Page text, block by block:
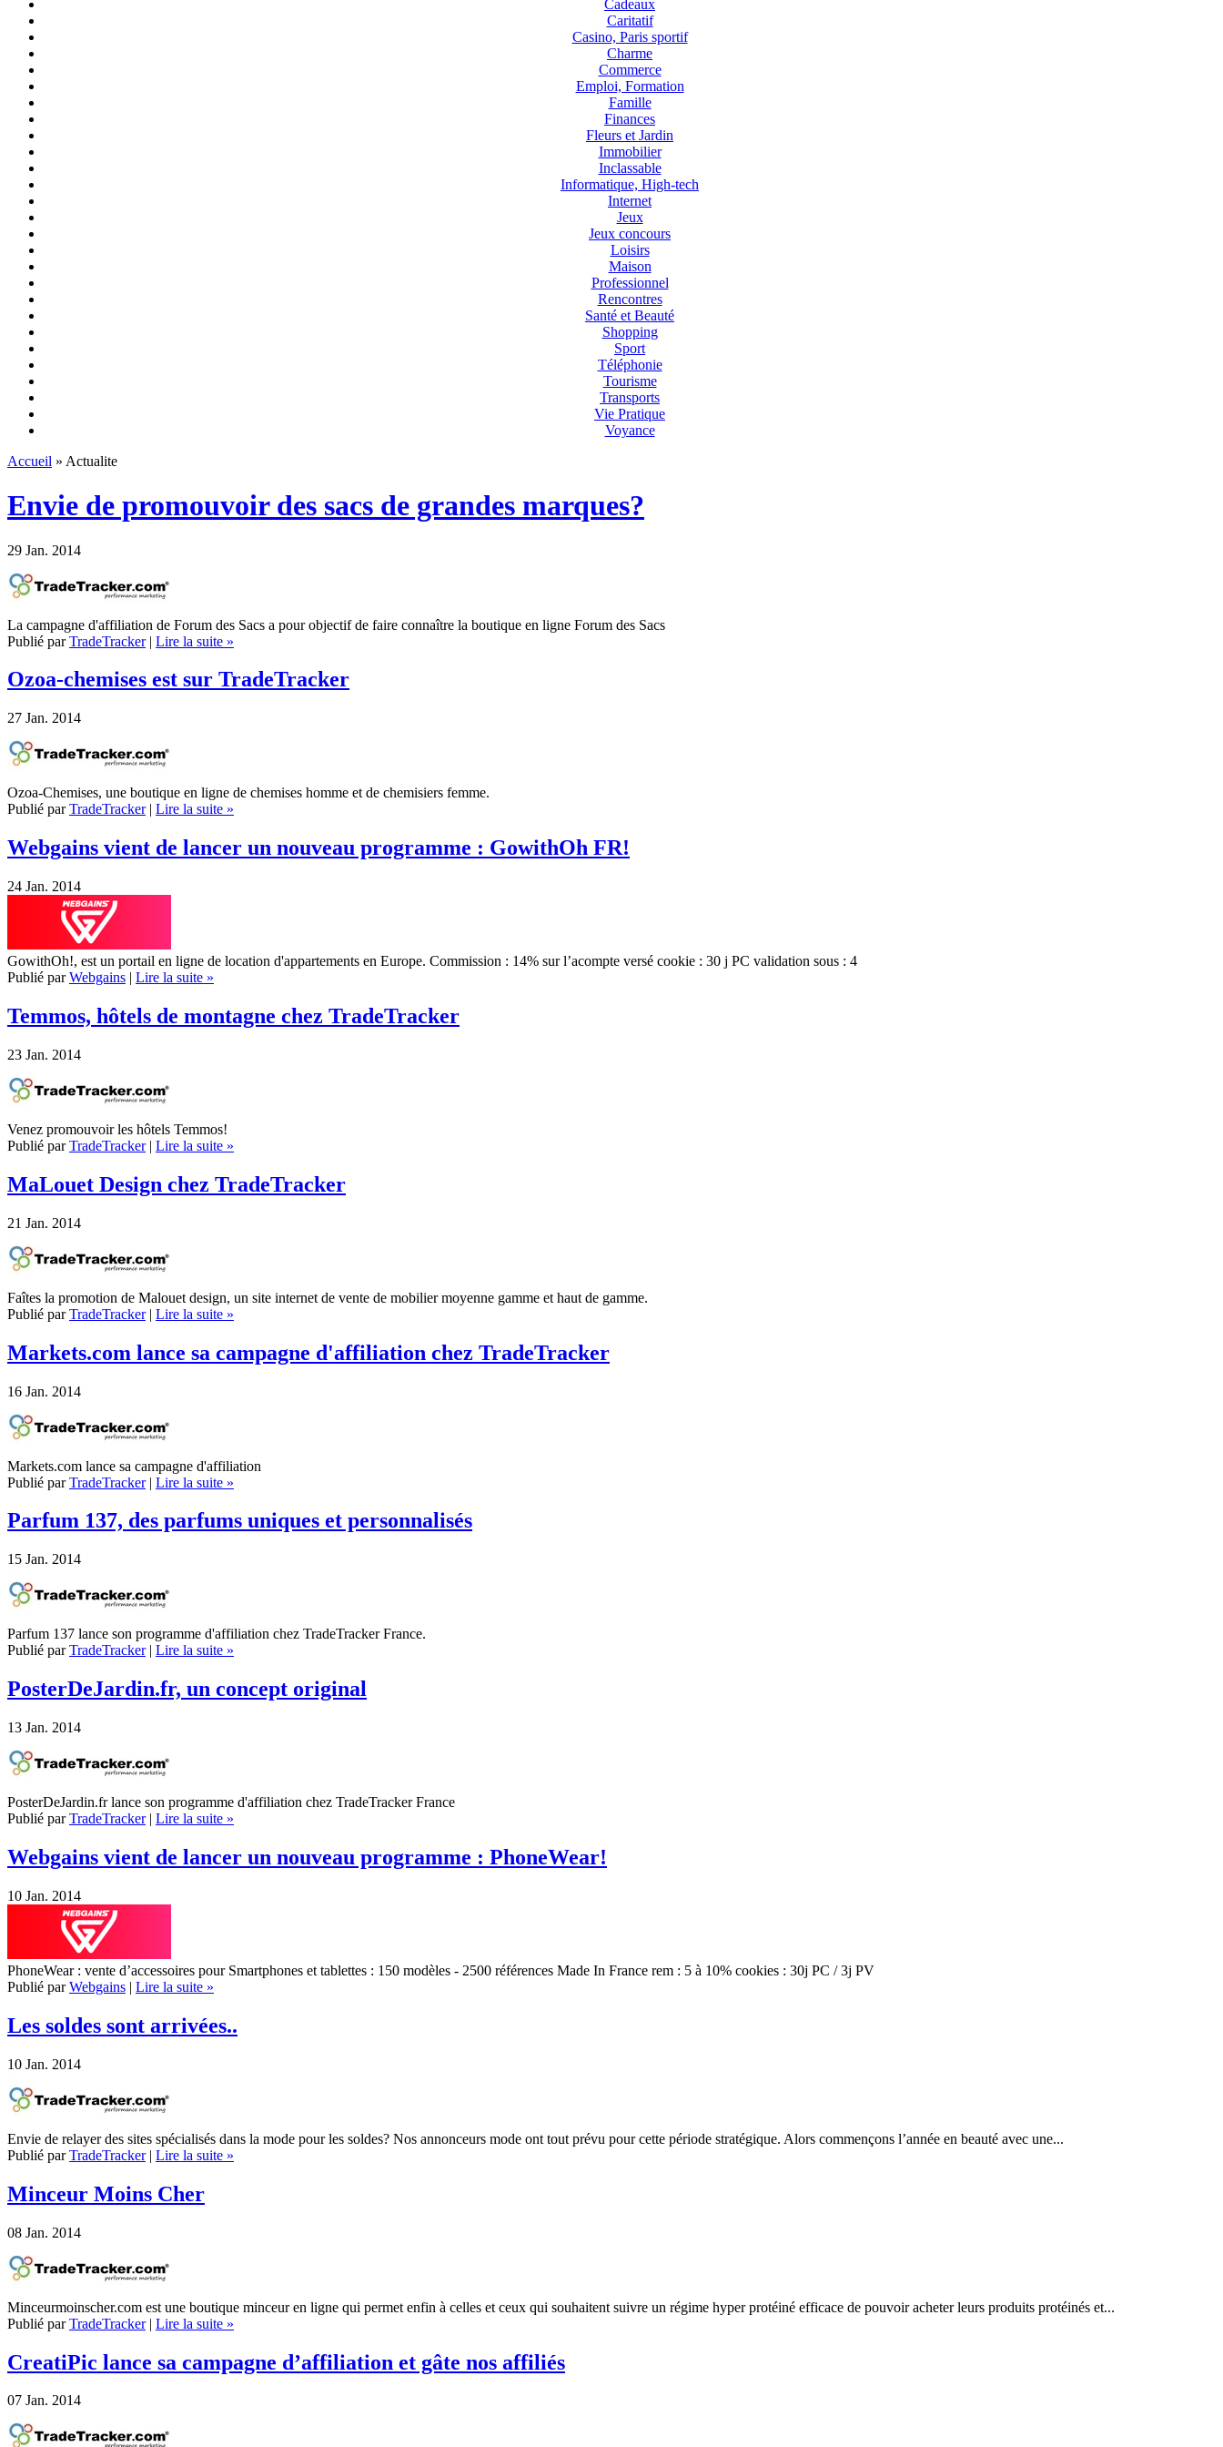
Cadeaux
Caritatif
Casino, Paris sportif
Charme
Commerce
Emploi, Formation
Famille
Finances
Fleurs et Jardin
Immobilier
Inclassable
Informatique, High-tech
Internet
Jeux
Jeux concours
Loisirs
Maison
Professionnel
Rencontres
Santé et Beauté
Shopping
Sport
Téléphonie
Tourisme
Transports
Vie Pratique
Voyance
Accueil » Actualite
Envie de promouvoir des sacs de grandes marques?
29 Jan. 2014
La campagne d'affiliation de Forum des Sacs a pour objectif de faire connaître la boutique en ligne Forum des Sacs
Publié parTradeTracker| Lire la suite »
Ozoa-chemises est sur TradeTracker
27 Jan. 2014
Ozoa-Chemises, une boutique en ligne de chemises homme et de chemisiers femme.
Publié parTradeTracker| Lire la suite »
Webgains vient de lancer un nouveau programme : GowithOh FR!
24 Jan. 2014
GowithOh!, est un portail en ligne de location d'appartements en Europe. Commission : 14% sur l’acompte versé cookie : 30 j PC validation sous : 4
Publié parWebgains | Lire la suite »
Temmos, hôtels de montagne chez TradeTracker
23 Jan. 2014
Venez promouvoir les hôtels Temmos!
Publié parTradeTracker| Lire la suite »
MaLouet Design chez TradeTracker
21 Jan. 2014
Faîtes la promotion de Malouet design, un site internet de vente de mobilier moyenne gamme et haut de gamme.
Publié parTradeTracker| Lire la suite »
Markets.com lance sa campagne d'affiliation chez TradeTracker
16 Jan. 2014
Markets.com lance sa campagne d'affiliation
Publié parTradeTracker| Lire la suite »
Parfum 137, des parfums uniques et personnalisés
15 Jan. 2014
Parfum 137 lance son programme d'affiliation chez TradeTracker France.
Publié parTradeTracker| Lire la suite »
PosterDeJardin.fr, un concept original
13 Jan. 2014
PosterDeJardin.fr lance son programme d'affiliation chez TradeTracker France
Publié parTradeTracker| Lire la suite »
Webgains vient de lancer un nouveau programme : PhoneWear!
10 Jan. 2014
PhoneWear : vente d’accessoires pour Smartphones et tablettes : 150 modèles - 2500 références Made In France rem : 5 à 10% cookies : 30j PC / 3j PV
Publié parWebgains | Lire la suite »
Les soldes sont arrivées..
10 Jan. 2014
Envie de relayer des sites spécialisés dans la mode pour les soldes? Nos annonceurs mode ont tout prévu pour cette période stratégique. Alors commençons l’année en beauté avec une...
Publié parTradeTracker| Lire la suite »
Minceur Moins Cher
08 Jan. 2014
Minceurmoinscher.com est une boutique minceur en ligne qui permet enfin à celles et ceux qui souhaitent suivre un régime hyper protéiné efficace de pouvoir acheter leurs produits protéinés et...
Publié parTradeTracker| Lire la suite »
CreatiPic lance sa campagne d’affiliation et gâte nos affiliés
07 Jan. 2014